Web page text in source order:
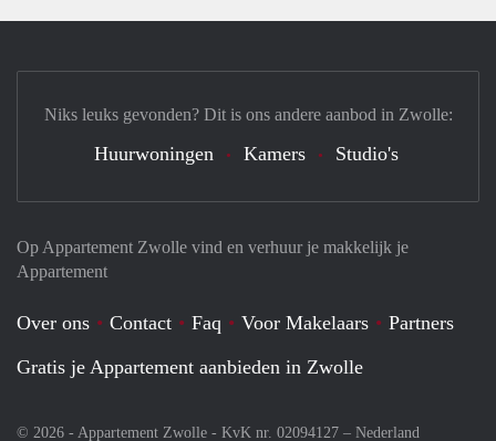
Op Appartement Zwolle vind en verhuur je makkelijk je
Appartement
Over ons Contact Faq Voor Makelaars
Partners
Gratis je Appartement aanbieden in Zwolle
© 2026 - Appartement Zwolle - KvK nr. 02094127 – Nederland
Niks leuks gevonden? Dit is ons andere aanbod in Zwolle:
Huurwoningen Kamers Studio's